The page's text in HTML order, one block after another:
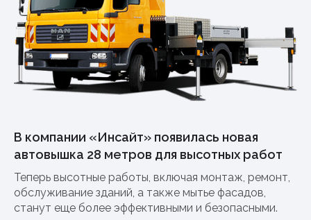
В компании «Инсайт» появилась новая
автовышка 28 метров для высотных работ
Теперь высотные работы, включая монтаж, ремонт,
обслуживание зданий, а также мытье фасадов,
станут еще более эффективными и безопасными.